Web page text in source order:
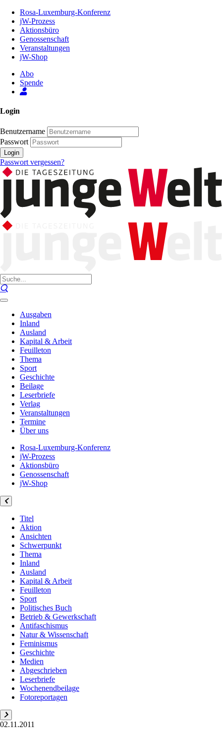
Inhalt
Seite
Rosa-Luxemburg-Konferenz
jW-Prozess
Aktionsbüro
Genossenschaft
Veranstaltungen
jW-Shop
Abo
Spende
Login
Benutzername
Passwort
Login
Passwort vergessen?
Ausgaben
Inland
Ausland
Kapital & Arbeit
Feuilleton
Thema
Sport
Geschichte
Beilage
Leserbriefe
Verlag
Veranstaltungen
Termine
Über uns
Rosa-Luxemburg-Konferenz
jW-Prozess
Aktionsbüro
Genossenschaft
jW-Shop
Titel
Aktion
Ansichten
Schwerpunkt
Thema
Inland
Ausland
Kapital & Arbeit
Feuilleton
Sport
Politisches Buch
Betrieb & Gewerkschaft
Antifaschismus
Natur & Wissenschaft
Feminismus
Geschichte
Medien
Abgeschrieben
Leserbriefe
Wochenendbeilage
Fotoreportagen
02.11.2011